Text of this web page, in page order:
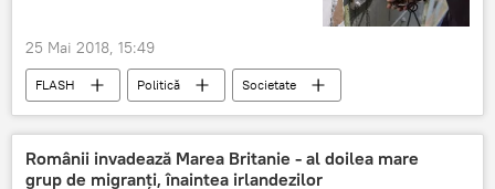
25 Mai 2018, 15:49
FLASH Politică
Societate
Daniel Dragomir
dezvăluiri
reacție
practicarea torturii
România DNA
Românii invadează Marea Britanie - al doilea mare
grup de migranți, înaintea irlandezilor